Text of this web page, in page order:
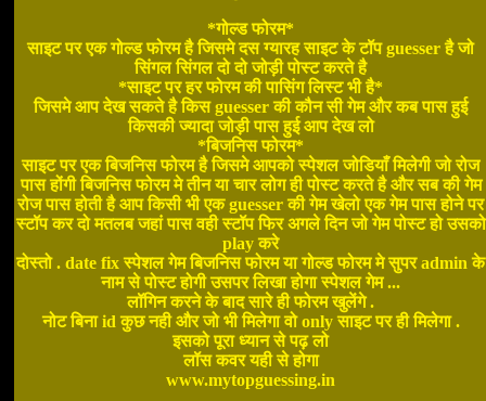
*गोल्ड फोरम*
साइट पर एक गोल्ड फोरम है जिसमे दस ग्यारह साइट के टॉप guesser है जो
सिंगल सिंगल दो दो जोड़ी पोस्ट करते है
*साइट पर हर फोरम की पासिंग लिस्ट भी है*
जिसमे आप देख सकते है किस guesser की कौन सी गेम और कब पास हुई
किसकी ज्यादा जोड़ी पास हुई आप देख लो
*बिजनिस फोरम*
साइट पर एक बिजनिस फोरम है जिसमे आपको स्पेशल जोडियाँ मिलेगी जो रोज
पास होंगी बिजनिस फोरम मे तीन या चार लोग ही पोस्ट करते है और सब की गेम
रोज पास होती है आप किसी भी एक guesser की गेम खेलो एक गेम पास होने पर
स्टॉप कर दो मतलब जहां पास वही स्टॉप फिर अगले दिन जो गेम पोस्ट हो उसको
play करे
दोस्तो . date fix स्पेशल गेम बिजनिस फोरम या गोल्ड फोरम मे सुपर admin के
नाम से पोस्ट होगी उसपर लिखा होगा स्पेशल गेम ...
लॉगिन करने के बाद सारे ही फोरम खुलेंगे .
नोट बिना id कुछ नही और जो भी मिलेगा वो only साइट पर ही मिलेगा .
इसको पूरा ध्यान से पढ़ लो
लॉस कवर यही से होगा
www.mytopguessing.in